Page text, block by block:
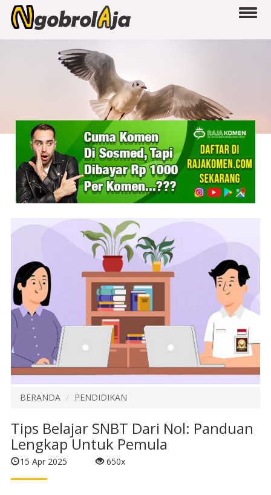
BERANDA PENDIDIKAN
Tips Belajar SNBT Dari Nol: Panduan
Lengkap Untuk Pemula
15 Apr 2025 650x